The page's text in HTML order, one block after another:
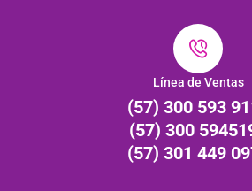
Línea de Ventas
(57) 300 593
(57) 300
(57) 301 449